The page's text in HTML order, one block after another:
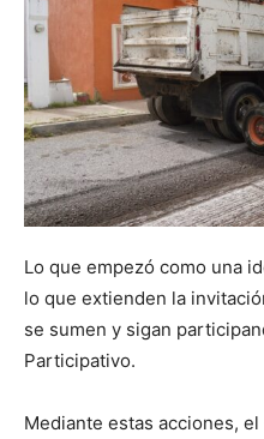
Lo que empezó como una
lo que extienden la
se sumen y sigan
Participativo.
Mediante estas acciones,